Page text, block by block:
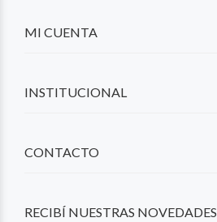
RECIBÍ NUESTRAS NOVEDADES
MI CUENTA
INSTITUCIONAL
CONTACTO